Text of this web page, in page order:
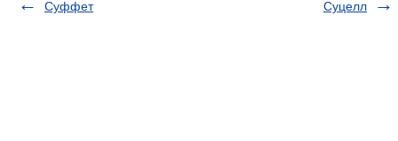
Суффет
Суцелл